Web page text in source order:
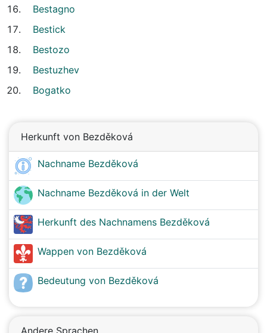
Bestagno
Bestick
Bestozo
Bestuzhev
Bogatko
Herkunft von Bezděková
Nachname Bezděková
Nachname Bezděková in der Welt
Herkunft des Nachnamens Bezděková
Wappen von Bezděková
Bedeutung von Bezděková
Andere Sprachen